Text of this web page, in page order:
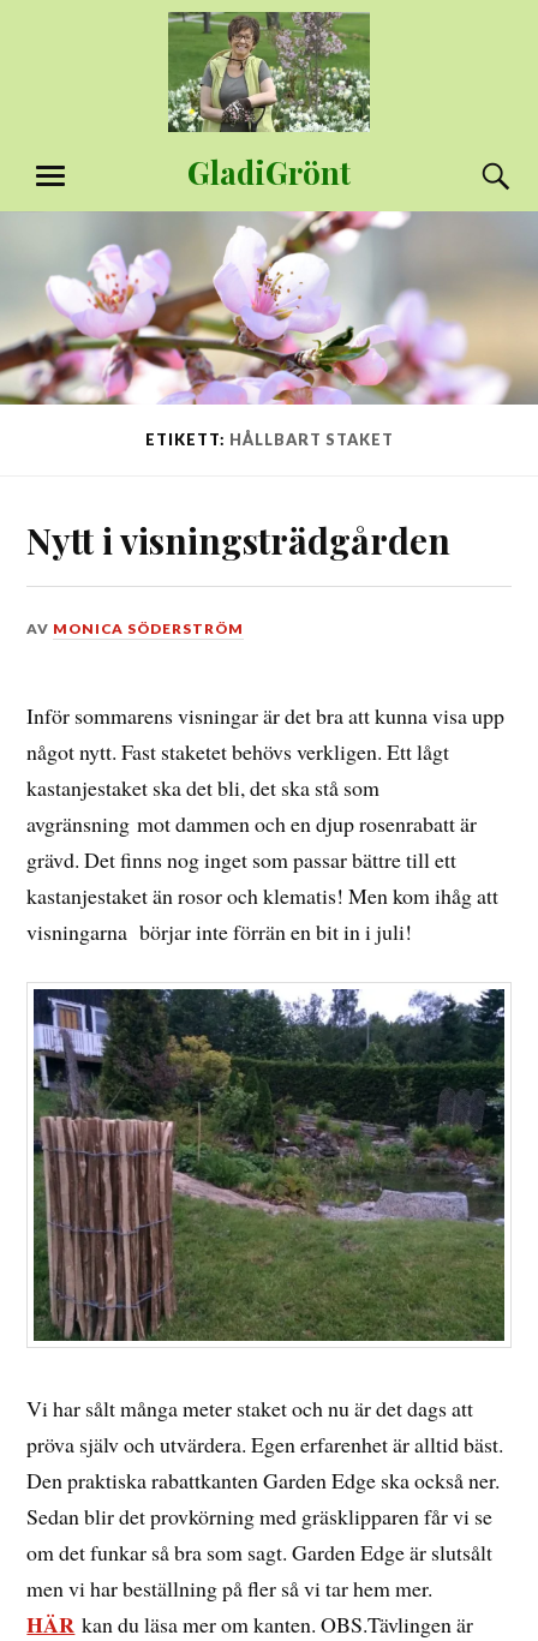
GladiGrönt
MENY
ETIKETT: HÅLLBART STAKET
Nytt i visningsträdgården
DEN
2016
AV MONICA SÖDERSTRÖM
Inför sommarens visningar är det bra att kunna visa upp
något nytt. Fast staketet behövs verkligen. Ett lågt
kastanjestaket ska det bli, det ska stå som
avgränsning mot dammen och en djup rosenrabatt är
grävd. Det finns nog inget som passar bättre till ett
kastanjestaket än rosor och klematis! Men kom ihåg att
visningarna börjar inte förrän en bit in i juli!
Vi har sålt många meter staket och nu är det dags att
pröva själv och utvärdera. Egen erfarenhet är alltid bäst.
Den praktiska rabattkanten Garden Edge ska också ner.
Sedan blir det provkörning med gräsklipparen får vi se
om det funkar så bra som sagt. Garden Edge är slutsålt
men vi har beställning på fler så vi tar hem mer.
HÄR kan du läsa mer om kanten. OBS.Tävlingen är